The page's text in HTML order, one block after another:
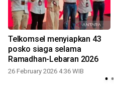
Telkomsel menyiapkan 43
posko siaga selama
Ramadhan-Lebaran 2026
26 February 2026 4:36 WIB